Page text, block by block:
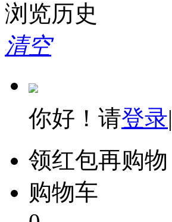
浏览历史
清空
你好！请登录|
领红包再购物
购物车